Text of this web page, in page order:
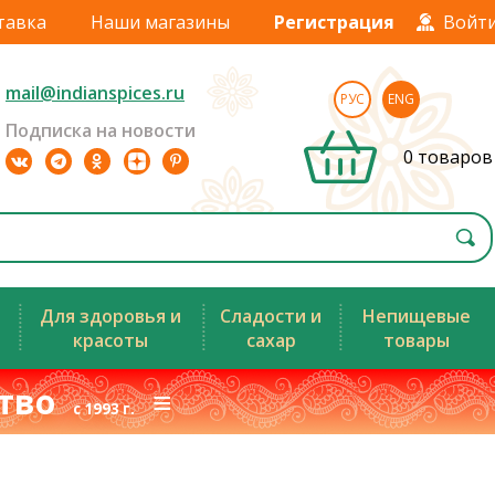
Наши магазины Регистрация
mail@indianspices.ru
Подписка на новости
РУС ENG
0 товаров
Для здоровья и
красоты
Сладости и
сахар
Непищевые
товары
с 1993 г.≡